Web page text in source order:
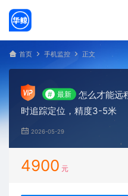
首页 手机监控 正文
# 最新
怎么才能远
时追踪定位，精度3-5米
2026-05-29
4900 元